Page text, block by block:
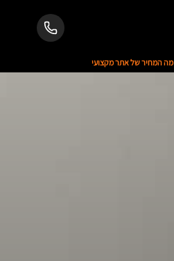
מה המחיר של אתר מקצועי